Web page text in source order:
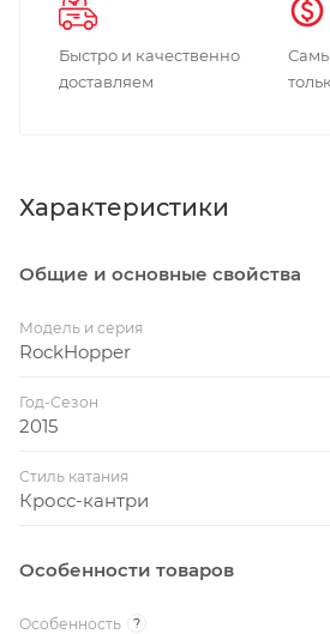
Быстро и качественно
доставляем
Характеристики
Общие и основные свойства
Модель и серия
RockHopper
Год-Сезон
2015
Стиль катания
Кросс-кантри
Особенности товаров
Особенность ?